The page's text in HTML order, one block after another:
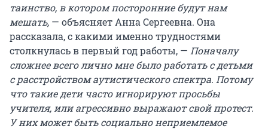
таинство, в котором посторонние будут нам
мешать, — объясняет Анна Сергеевна. Она
рассказала, с какими именно трудностями
столкнулась в первый год работы, — Поначалу
сложнее всего лично мне было работать с детьми
с расстройством аутистического спектра. Потому
что такие дети часто игнорируют просьбы
учителя, или агрессивно выражают свой протест.
У них может быть социально неприемлемое